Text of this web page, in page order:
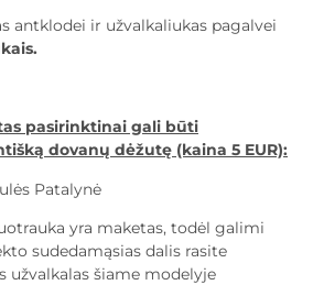
antklodei ir užvalkaliukas pagalvei
pasirinktinai gali būti
dovanų dėžutę (kaina 5 EUR):
yra maketas, todėl galimi
sudedamąsias dalis rasite
užvalkalas šiame modelyje